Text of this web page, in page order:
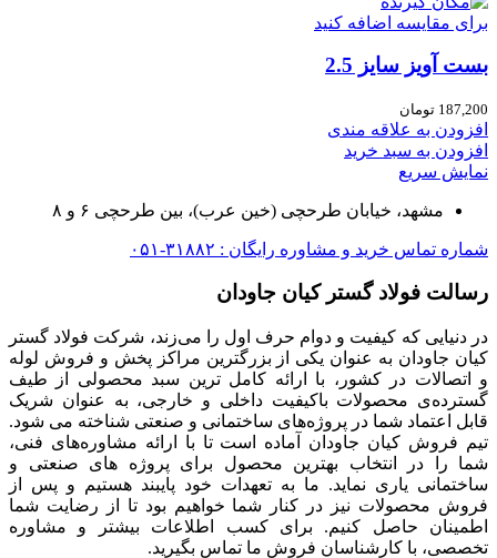
برای مقایسه اضافه کنید
بست آویز سایز 2.5
187,200 تومان
افزودن به علاقه مندی
افزودن به سبد خرید
نمایش سریع
مشهد، خیابان طرحچی (خین عرب)، بین طرحچی ۶ و ۸
شماره تماس خرید و مشاوره رایگان : ۳۱۸۸۲-۰۵۱
رسالت فولاد گستر کیان جاودان
در دنیایی که کیفیت و دوام حرف اول را می‌زند، شرکت فولاد گستر
کیان جاودان به عنوان یکی از بزرگترین مراکز پخش و فروش لوله
و اتصالات در کشور، با ارائه کامل ترین سبد محصولی از طیف
گسترده‌‌ی محصولات باکیفیت داخلی و خارجی، به عنوان شریک
قابل اعتماد شما در پروژه‌های ساختمانی و صنعتی شناخته می شود.
تیم فروش کیان جاودان آماده است تا با ارائه مشاوره‌های فنی،
شما را در انتخاب بهترین محصول برای پروژه های صنعتی و
ساختمانی یاری نماید. ما به تعهدات خود پایبند هستیم و پس از
فروش محصولات نیز در کنار شما خواهیم بود تا از رضایت شما
اطمینان حاصل کنیم. برای کسب اطلاعات بیشتر و مشاوره
تخصصی، با کارشناسان فروش ما تماس بگیرید.